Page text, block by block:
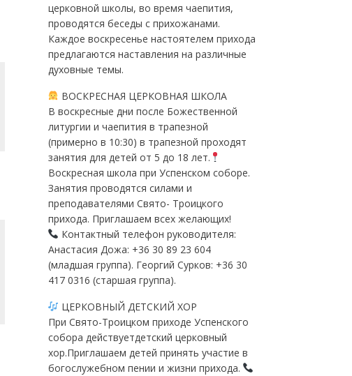
церковной школы, во время чаепития,
проводятся беседы с прихожанами.
Каждое воскресенье настоятелем прихода
предлагаются наставления на различные
духовные темы.
ВОСКРЕСНАЯ ЦЕРКОВНАЯ ШКОЛА
В воскресные дни после Божественной
литургии и чаепития в трапезной
(примерно в 10:30) в трапезной проходят
занятия для детей от 5 до 18 лет.
Воскресная школа при Успенском соборе.
Занятия проводятся силами и
преподавателями Свято- Троицкого
прихода. Приглашаем всех желающих!
Контактный телефон руководителя:
Анастасия Дожа: +36 30 89 23 604
(младшая группа). Георгий Сурков: +36 30
417 0316 (старшая группа).
ЦЕРКОВНЫЙ ДЕТСКИЙ ХОР
При Свято-Троицком приходе Успенского
собора действуетдетский церковный
хор.Приглашаем детей принять участие в
богослужебном пении и жизни прихода.